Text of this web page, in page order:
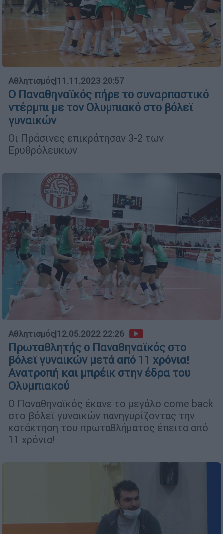
Αθλητισμός|11.11.2023 20:57
Ο Παναθηναϊκός πήρε το συναρπαστικό
ντέρμπι με τον Ολυμπιακό στο βόλεϊ
γυναικών
Οι Πράσινες επικράτησαν 3-2 των
Ερυθρόλευκων
Αθλητισμός|12.05.2022 22:26
Πρωταθλητής ο Παναθηναϊκός στο
βόλεϊ γυναικών μετά από 11 χρόνια!
Ανατροπή και μπρέικ στην έδρα του
Ολυμπιακού
Ο Παναθηναϊκός έκανε το μεγάλο come back
στο βόλεϊ γυναικών πανηγυρίζοντας την
κατάκτηση του πρωταθλήματος έπειτα από
11 χρόνια!